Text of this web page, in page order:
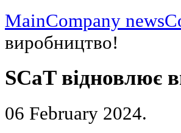
MainCompany news
виробництво!
SCaT відновлює
06 February 2024.